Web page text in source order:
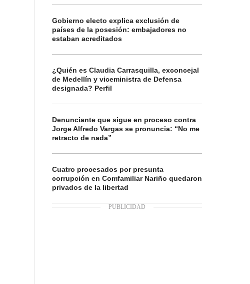
Gobierno electo explica exclusión de
países de la posesión: embajadores no
estaban acreditados
¿Quién es Claudia Carrasquilla, exconcejal
de Medellín y viceministra de Defensa
designada? Perfil
Denunciante que sigue en proceso contra
Jorge Alfredo Vargas se pronuncia: “No me
retracto de nada”
Cuatro procesados por presunta
corrupción en Comfamiliar Nariño quedaron
privados de la libertad